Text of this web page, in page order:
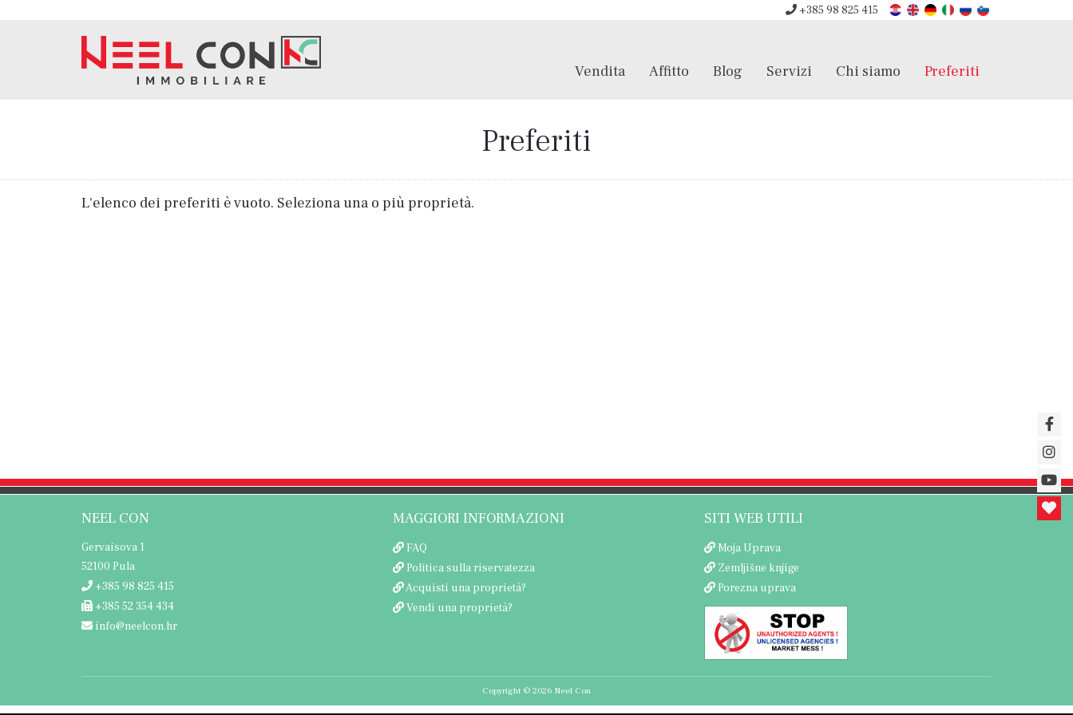
+385 98 825 415
Vendita Affitto Blog Servizi Chi siamo Preferiti
Preferiti
L'elenco dei preferiti è vuoto. Seleziona una o più proprietà.
NEEL CON
Gervaisova 1
52100 Pula
+385 98 825 415
+385 52 354 434
info@neelcon.hr
MAGGIORI INFORMAZIONI
FAQ
Politica sulla riservatezza
Acquisti una proprietà?
Vendi una proprietà?
SITI WEB UTILI
Moja Uprava
Zemljišne knjige
Porezna uprava
Copyright © 2026 Neel Con